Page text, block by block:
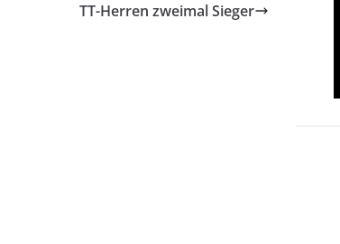
TT-Herren zweimal Sieger